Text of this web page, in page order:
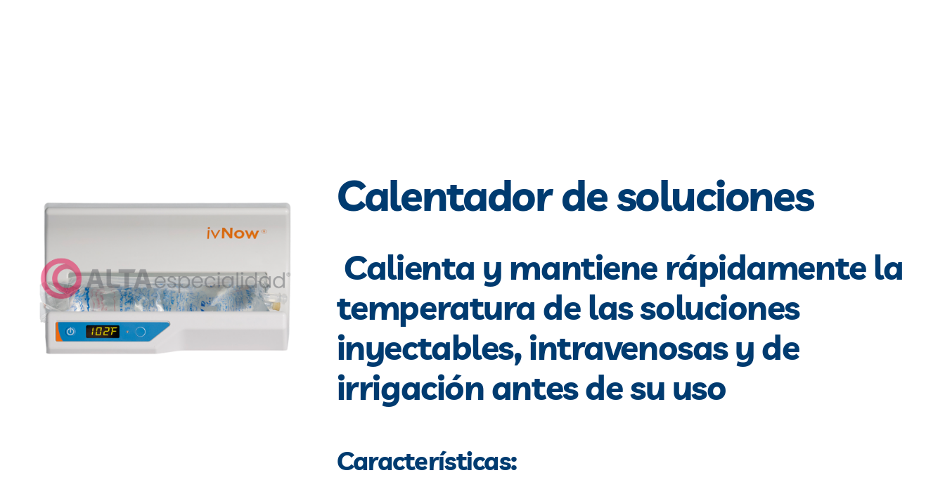
Calentador de soluciones
Calienta y mantiene rápidamente la
temperatura de las soluciones
inyectables, intravenosas y de
irrigación antes de su uso
Características: